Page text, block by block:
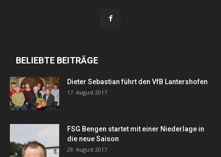
BELIEBTE BEITRÄGE
Dieter Sebastian führt den VfB Lantershofen
17. August 2017
FSG Bengen startet mit einer Niederlage in
die neue Saison
29. August 2017